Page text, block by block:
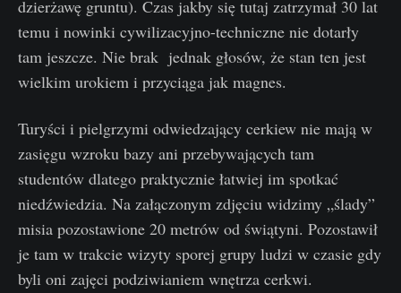
dzierżawę gruntu). Czas jakby się tutaj zatrzymał 30 lat
temu i nowinki cywilizacyjno-techniczne nie dotarły
tam jeszcze. Nie brak jednak głosów, że stan ten jest
wielkim urokiem i przyciąga jak magnes.
Turyści i pielgrzymi odwiedzający cerkiew nie mają w
zasięgu wzroku bazy ani przebywających tam
studentów dlatego praktycznie łatwiej im spotkać
niedźwiedzia. Na załączonym zdjęciu widzimy „ślady”
misia pozostawione 20 metrów od świątyni. Pozostawił
je tam w trakcie wizyty sporej grupy ludzi w czasie gdy
byli oni zajęci podziwianiem wnętrza cerkwi.